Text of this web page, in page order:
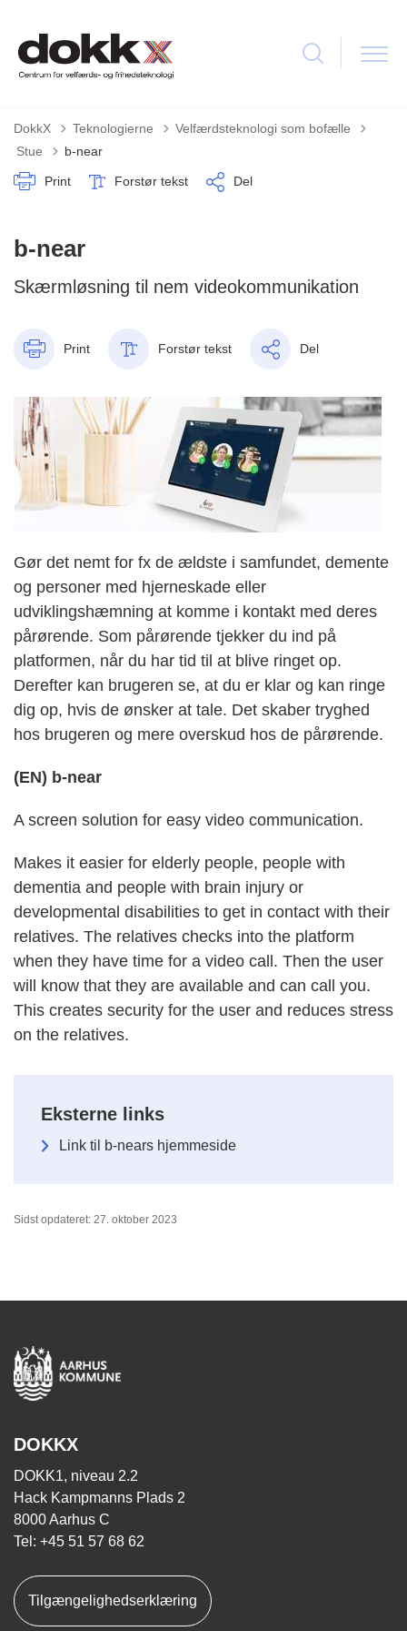
DokkX Teknologierne
Velfærdsteknologi som bofælle
Tilbage til
Stue b-near
Print Forstør tekst Del
b-near
Skærmløsning til nem videokommunikation
Print Forstør tekst Del
Gør det nemt for fx de ældste i samfundet, demente
og personer med hjerneskade eller
udviklingshæmning at komme i kontakt med deres
pårørende. Som pårørende tjekker du ind på
platformen, når du har tid til at blive ringet op.
Derefter kan brugeren se, at du er klar og kan ringe
dig op, hvis de ønsker at tale. Det skaber tryghed
hos brugeren og mere overskud hos de pårørende.
(EN) b-near
A screen solution for easy video communication.
Makes it easier for elderly people, people with
dementia and people with brain injury or
developmental disabilities to get in contact with their
relatives. The relatives checks into the platform
when they have time for a video call. Then the user
will know that they are available and can call you.
This creates security for the user and reduces stress
on the relatives.
Eksterne links
Link til b-nears hjemmeside
Sidst opdateret: 27. oktober 2023
DOKKX
DOKK1, niveau 2.2
Hack Kampmanns Plads 2
8000 Aarhus C
Tel: +45 51 57 68 62
Tilgængelighedserklæring